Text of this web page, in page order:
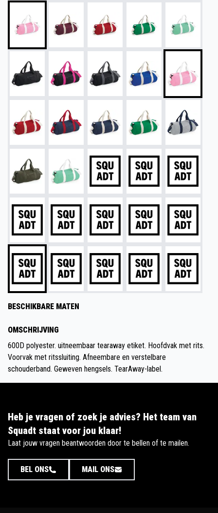
BESCHIKBARE MATEN
OMSCHRIJVING
600D polyester. uitneembaar tearaway etiket. Hoofdvak met rits.
Voorvak met ritssluiting. Afneembare en verstelbare
schouderband. Geweven hengsels. TearAway-label.
Heb je vragen of zoek je advies? Het team van
Squadt staat voor jou klaar!
Laat jouw vragen beantwoorden door te bellen of te mailen.
BEL ONS MAIL ONS